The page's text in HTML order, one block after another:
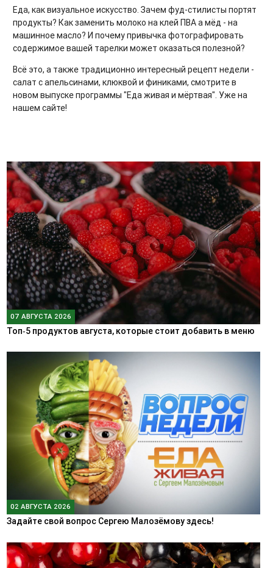
Еда, как визуальное искусство. Зачем фуд-стилисты портят
продукты? Как заменить молоко на клей ПВА а мёд - на
машинное масло? И почему привычка фотографировать
содержимое вашей тарелки может оказаться полезной?
Всё это, а также традиционно интересный рецепт недели -
салат с апельсинами, клюквой и финиками, смотрите в
новом выпуске программы "Еда живая и мёртвая". Уже на
нашем сайте!
07 АВГУСТА 2026
Топ‑5 продуктов августа, которые стоит добавить в меню
02 АВГУСТА 2026
Задайте свой вопрос Сергею Малозёмову здесь!